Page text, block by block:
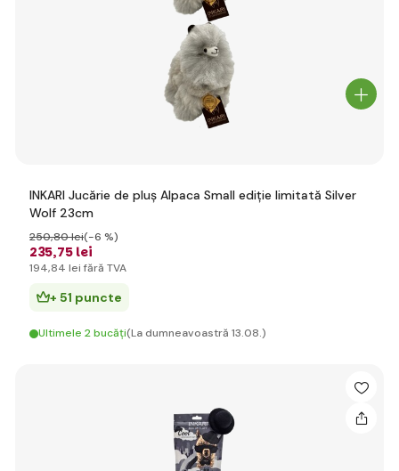
INKARI Jucărie de pluș Alpaca Small ediție limitată Silver
Wolf 23cm
235,75 lei
250,80 lei(-6 %)
194,84 lei fără TVA
+ 51 puncte
Ultimele 2 bucăți(La dumneavoastră 13.08.)